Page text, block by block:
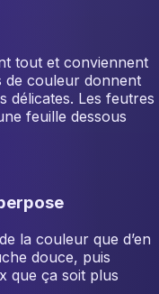
tout et conviennent
de couleur donnent
délicates. Les feutres
feuille dessous
la couleur que d’en
douce, puis
que ça soit plus